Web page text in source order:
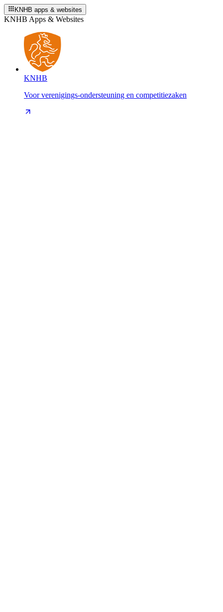
KNHB apps & websites
KNHB Apps & Websites
KNHB
Voor verenigings-ondersteuning en competitiezaken